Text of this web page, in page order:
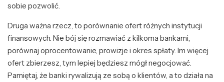
sobie pozwolić.
Druga ważna rzecz, to porównanie ofert różnych instytucji
finansowych. Nie bój się rozmawiać z kilkoma bankami,
porównaj oprocentowanie, prowizje i okres spłaty. Im więcej
ofert zbierzesz, tym lepiej będziesz mógł negocjować.
Pamiętaj, że banki rywalizują ze sobą o klientów, a to działa na